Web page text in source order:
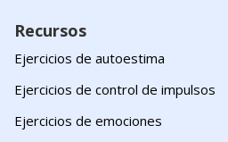
Recursos
Ejercicios de autoestima
Ejercicios de control de impulsos
Ejercicios de emociones